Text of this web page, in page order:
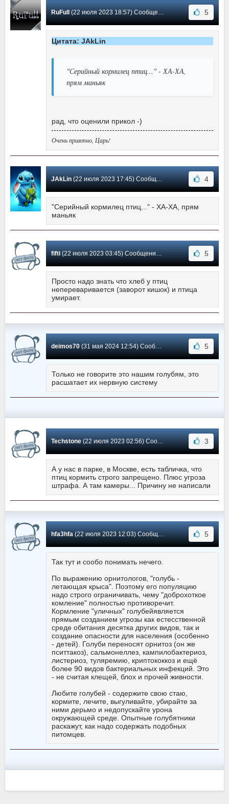
RuFull (22 июля 2023 18:57) Сообщение #4 5
Цитата: JAkLin
"Серийный кормилец птиц..." - ХА-ХА,
прям маньяк
рад, что оценили прикол -)
Очень приятно, Царь!
JAkLin(22 июля 2023 17:45) Сообщение #3 4
"Серийный кормилец птиц..." - ХА-ХА, прям
маньяк
fifti(22 июля 2023 03:45) Сообщение #2 5
Просто надо знать что хлеб у птиц
непереваривается (заворот кишок) и птица
умирает.
deimos70(31 мая 2024 12:54) Сообщение #1 5
Только не говорите это нашим голубям, это
расшатает их нервную систему
Techstone(22 июля 2023 02:56) Сообщение #0 3
А у нас в парке, в Москве, есть табличка, что
птиц кормить строго запрещено. Плюс угроза
штрафа. А там камеры... Причину не написали
hfa3hfa(22 июля 2023 12:03) Сообщение #-1 5
Так тут и сообо понимать нечего.
По выражению орнитологов, "голубь -
летающая крыса". Поэтому его популяцию
надо строго ограничивать, чему "доброхоткое
комление" полностью противоречит.
Кормление "уличных" голубейявляется
прямым созданием угрозы как естесственной
среде обитания десятка других видов, так и
создание опасности для населения (особенно
- детей). Голуби переносят орнитоз (он же
пситтакоз), сальмонеллез, кампилобактериоз,
листериоз, туляремию, криптококкоз и ещё
более 90 видов бактериальных инфекций. Это
- не считая клещей, блох и прочей живности.
Любите голубей - содержите свою стаю,
кормите, лечите, выгуливайте, убирайте за
ними дерьмо и недопускайте урона
окружающей среде. Опытные голубятники
раскажут, как надо содержать подобных
питомцев.